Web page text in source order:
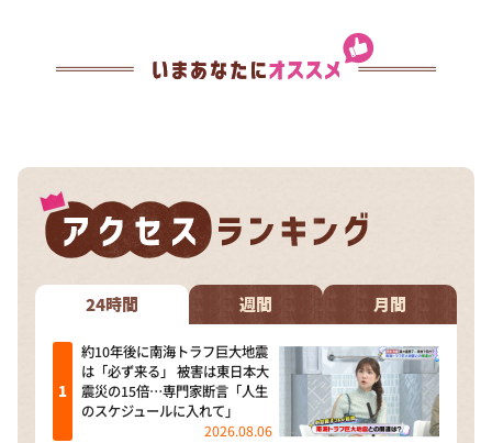
24時間 週間 月間
約10年後に南海トラフ巨大地震
は「必ず来る」 被害は東日本大
震災の15倍…専門家断言「人生
のスケジュールに入れて」
2026.08.06